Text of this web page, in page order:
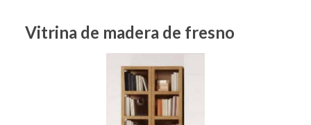
Vitrina de madera de fresno